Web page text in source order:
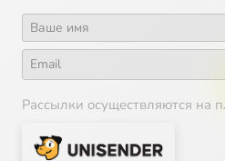
Рассылки осуществляются на